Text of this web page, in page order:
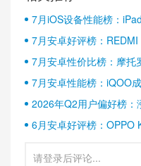
7月iOS设备性能榜：
7月安卓好评榜：
半壁江山
7月安卓性价比榜：摩托
7月安卓性能榜：iQOO
2026年Q2用户偏好榜：
6月安卓好评榜：OPPO